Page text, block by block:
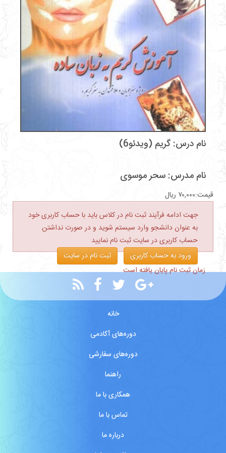
نام درس: گریم (ویدئو6)
نام مدرس:‌ سحر موسوی
قیمت:۷۰,۰۰۰ ریال
جهت ادامه فرآیند ثبت نام در کلاس باید با حساب کاربری خود
به عنوان دانشجو وارد سیستم شوید و در صورت نداشتن
حساب کاربری در سایت ثبت نام نمایید
ورود به حساب کاربری
ثبت نام در سایت
زمان ثبت نام پایان یافته است
خانه
دوره‌های آکادمی
دوره‌های سفارشی
راهنما
همکاری با ما
تماس با ما
درباره ما